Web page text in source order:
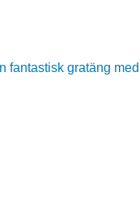
fantastisk gratäng